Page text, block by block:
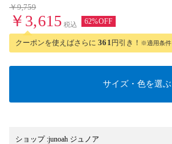
￥9,759
￥3,615 税込 62%OFF
クーポンを使えばさらに 361 円引き！ ※適用条件
サイズ・色を選ぶ
ショップ:junoah ジュノア